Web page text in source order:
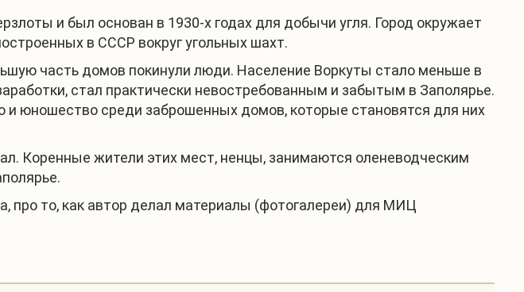
и был основан в 1930-х годах для добычи угля. Город окружает
в СССР вокруг угольных шахт.
часть домов покинули люди. Население Воркуты стало меньше в
стал практически невостребованным и забытым в Заполярье.
юношество среди заброшенных домов, которые становятся для них
Коренные жители этих мест, ненцы, занимаются оленеводческим
про то, как автор делал материалы (фотогалереи) для МИЦ